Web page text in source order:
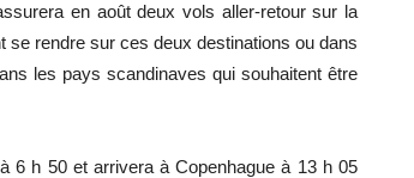
en août deux vols aller-retour sur la
se rendre sur ces deux destinations ou dans
les pays scandinaves qui souhaitent être
6 h 50 et arrivera à Copenhague à 13 h 05